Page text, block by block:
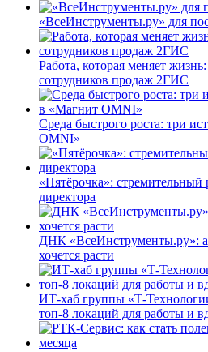
«ВсеИнструменты.ру» для
Работа, которая меняет
сотрудников продаж 2ГИС
Среда быстрого роста: три
OMNI»
«Пятёрочка»: стремительный
директора
ДНК «ВсеИнструменты.ру»:
хочется расти
ИТ-хаб группы «Т-
топ-8 локаций для работы и